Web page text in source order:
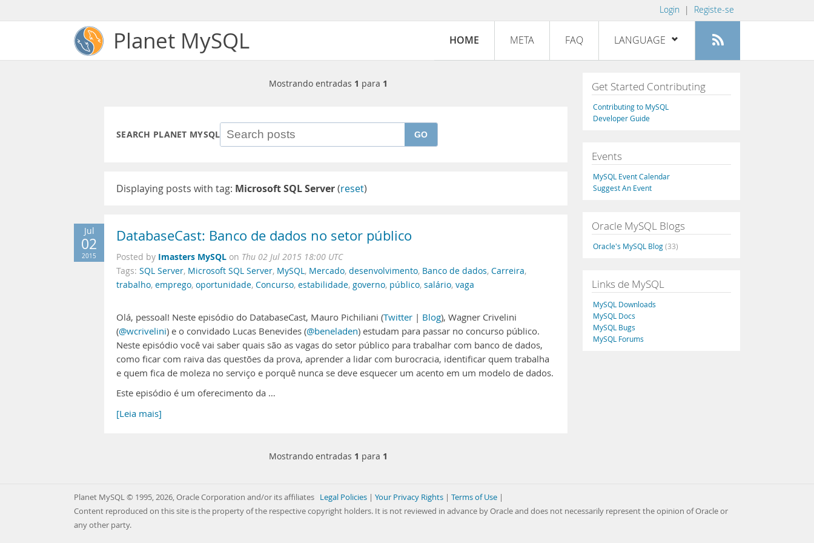
Login | Registe-se
Planet MySQL HOME META FAQ LANGUAGE
Deutsch
Español
Italiano
日本語
Mostrando entradas 1 para 1
SEARCH PLANET MYSQL GO
Displaying posts with tag: Microsoft SQL Server(reset)
Jul
02
2015
DatabaseCast: Banco de dados no setor público
Posted by Imasters MySQL on Thu 02 Jul 2015 18:00 UTC
Tags: SQL Server, Microsoft SQL Server, MySQL, Mercado, desenvolvimento, Banco de dados, Carreira,
trabalho, emprego, oportunidade, Concurso, estabilidade, governo, público, salário, vaga
Olá, pessoal! Neste episódio do DatabaseCast, Mauro Pichiliani (Twitter | Blog), Wagner Crivelini
(@wcrivelini) e o convidado Lucas Benevides (@beneladen) estudam para passar no concurso público.
Neste episódio você vai saber quais são as vagas do setor público para trabalhar com banco de dados,
como ficar com raiva das questões da prova, aprender a lidar com burocracia, identificar quem trabalha
e quem fica de moleza no serviço e porquê nunca se deve esquecer um acento em um modelo de dados.
Este episódio é um oferecimento da …
[Leia mais]
Mostrando entradas 1 para 1
Get Started Contributing
Contributing to MySQL
Developer Guide
Events
MySQL Event Calendar
Suggest An Event
Oracle MySQL Blogs
Oracle's MySQL Blog(33)
Links de MySQL
MySQL Downloads
MySQL Docs
MySQL Bugs
MySQL Forums
Planet MySQL © 1995, 2026, Oracle Corporation and/or its affiliates Legal Policies | Your Privacy Rights | Terms of Use |
Content reproduced on this site is the property of the respective copyright holders. It is not reviewed in advance by Oracle and does not necessarily represent the opinion of Oracle or
any other party.